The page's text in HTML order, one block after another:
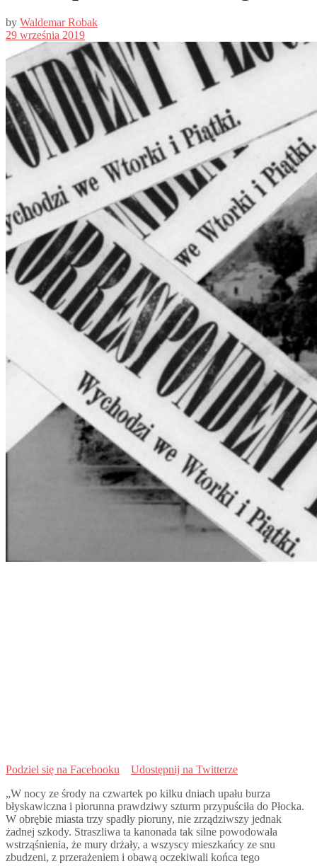
by Waldemar Robak
29 września 2019
Podziel się na Facebooku
Udostępnij na Twitterze
„W nocy ze środy na czwartek po kilku dniach upału burza
błyskawiczna i piorunna prawdziwy szturm przypuściła do Płocka.
W obrębie miasta trzy spadły pioruny, nie zrządziwszy jednak
żadnej szkody. Straszliwa ta kanonada tak silne powodowała
wstrząśnienia, że mury drżały, a wszyscy mieszkańcy ze snu
zbudzeni, z przerażeniem i obawą oczekiwali końca tego